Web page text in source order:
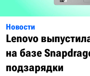
Новости
Lenovo
на базе
подзарядки